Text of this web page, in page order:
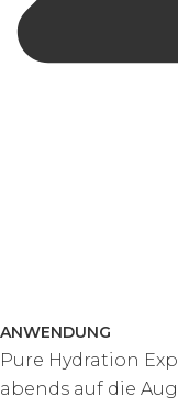
ANWENDUNG
Pure Hydration
abends auf die